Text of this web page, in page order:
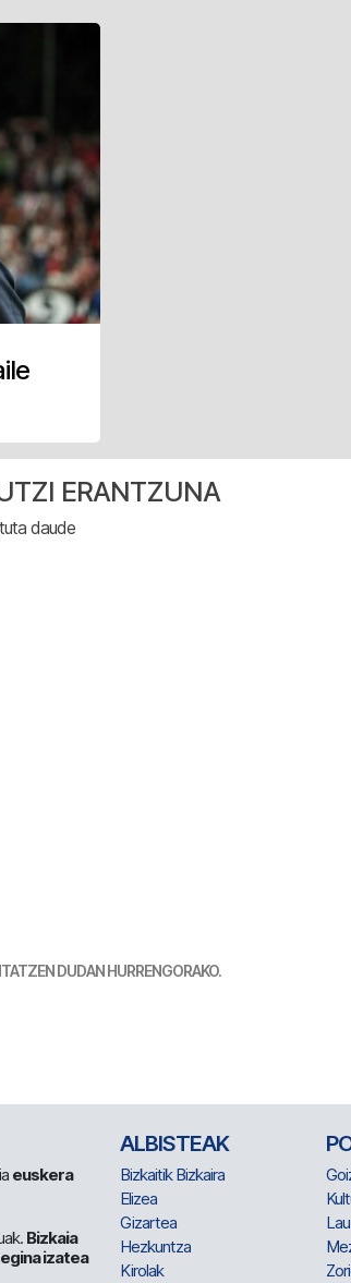
ERANTZUNA
daude
DUDAN HURRENGORAKO.
euskera
Bizkaia
izatea
ALBISTEAK
Bizkaitik Bizkaira
Elizea
Gizartea
Hezkuntza
Kirolak